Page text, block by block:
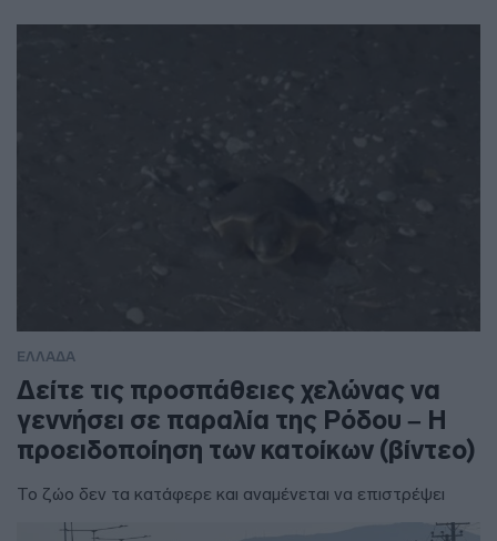
ΕΛΛΑΔΑ
Δείτε τις προσπάθειες χελώνας να
γεννήσει σε παραλία της Ρόδου – Η
προειδοποίηση των κατοίκων (βίντεο)
Το ζώο δεν τα κατάφερε και αναμένεται να επιστρέψει